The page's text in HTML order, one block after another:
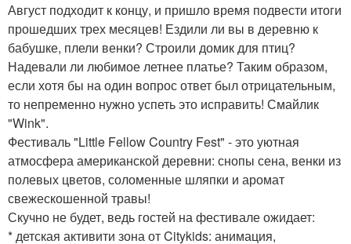
Август подходит к концу, и пришло время подвести итоги
прошедших трех месяцев! Ездили ли вы в деревню к
бабушке, плели венки? Строили домик для птиц?
Надевали ли любимое летнее платье? Таким образом,
если хотя бы на один вопрос ответ был отрицательным,
то непременно нужно успеть это исправить! Смайлик
"Wink".
Фестиваль "Little Fellow Country Fest" - это уютная
атмосфера американской деревни: снопы сена, венки из
полевых цветов, соломенные шляпки и аромат
свежескошенной травы!
Скучно не будет, ведь гостей на фестивале ожидает:
* детская активити зона от Citykids: анимация,